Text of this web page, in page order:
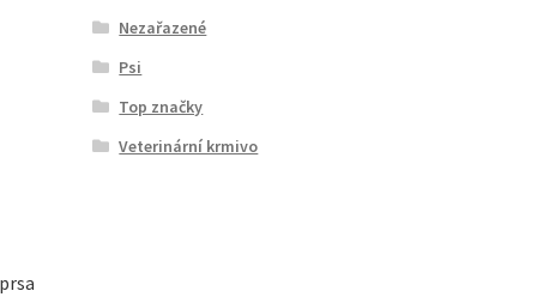
Nezařazené
Psi
Top značky
Veterinární krmivo